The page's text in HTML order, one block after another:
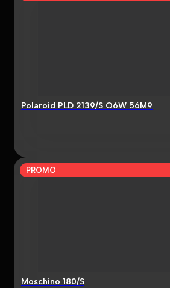
Polaroid PLD 2139/S O6W 56M9
PROMO
Moschino 180/S